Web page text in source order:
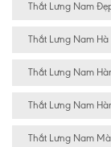
Thắt Lưng Nam
Thắt Lưng Nam Hà
Thắt Lưng Nam
Thắt Lưng Nam
Thắt Lưng Nam